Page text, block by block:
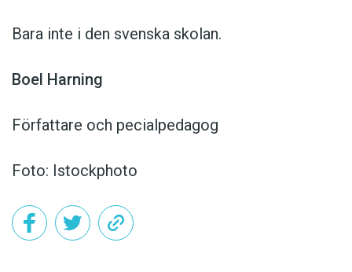
Bara inte i den svenska skolan.
Boel Harning
Författare och pecialpedagog
Foto: Istockphoto